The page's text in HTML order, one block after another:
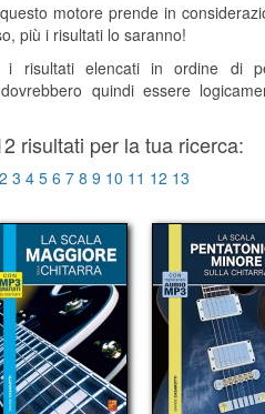
motore prende in
più i risultati lo saranno!
risultati elencati in ordine di
quindi essere
risultati per la tua ricerca:
2 3 4 5 6 7 8 9 10 11 12 13